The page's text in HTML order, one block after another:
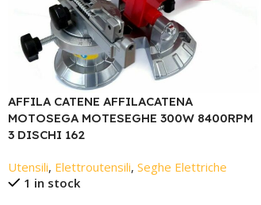
AFFILA CATENE AFFILACATENA
MOTOSEGA MOTESEGHE 300W 8400RPM
3 DISCHI 162
Utensili, Elettroutensili, Seghe Elettriche
1 in stock